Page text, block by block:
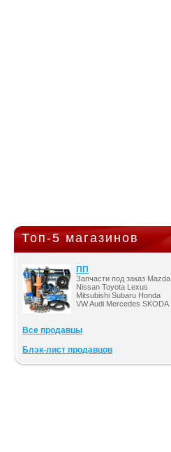
Топ-5 магазинов
ПП
Запчасти под заказ Mazda
Nissan Toyota Lexus
Mitsubishi Subaru Honda
VW Audi Mercedes SKODA
Все продавцы
Блэк-лист продавцов